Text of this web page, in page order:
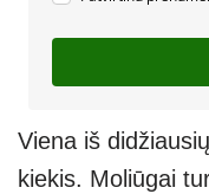
Viena iš
kiekis. Moliūgai